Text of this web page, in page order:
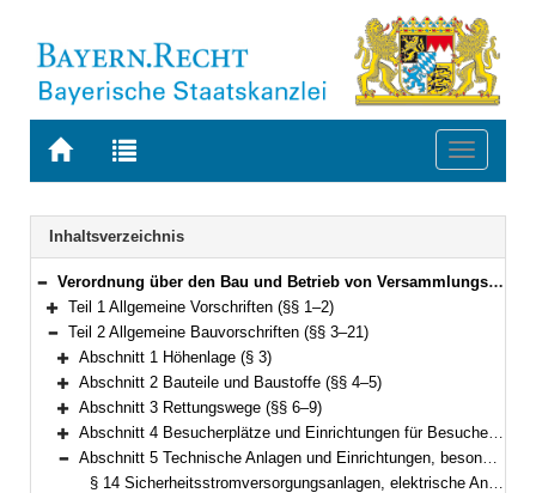
Zur
BAYERN.RECHT
Zur
letzten
Suche
Toggle
Navigation
Inhaltsverzeichnis
Bereich reduzieren
Verordnung über den Bau und Betrieb von Versammlungsstätten (Versammlungsstättenverordnung – VStättV) Vom 2. November 2007 (GVBl. S. 736) BayRS 2132-1-5-B (§§ 1–49)
Bereich erweitern
Teil 1 Allgemeine Vorschriften (§§ 1–2)
Bereich reduzieren
Teil 2 Allgemeine Bauvorschriften (§§ 3–21)
Bereich erweitern
Abschnitt 1 Höhenlage (§ 3)
Bereich erweitern
Abschnitt 2 Bauteile und Baustoffe (§§ 4–5)
Bereich erweitern
Abschnitt 3 Rettungswege (§§ 6–9)
Bereich erweitern
Abschnitt 4 Besucherplätze und Einrichtungen für Besucher (§§ 10–13)
Bereich reduzieren
Abschnitt 5 Technische Anlagen und Einrichtungen, besondere Räume (§§ 14–21)
§ 14 Sicherheitsstromversorgungsanlagen, elektrische Anlagen und Blitzschutzanlagen